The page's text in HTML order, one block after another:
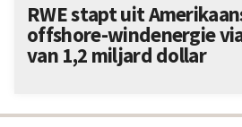
RWE stapt uit
offshore-windenergie
van 1,2 miljard dollar